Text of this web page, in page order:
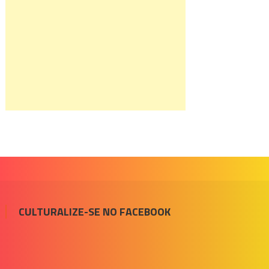
CULTURALIZE-SE NO FACEBOOK